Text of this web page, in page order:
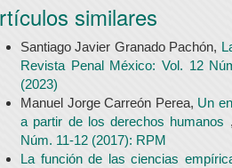
similares
Santiago Javier Granado Pachón,
Revista Penal México: Vol. 12
(2023)
Manuel Jorge Carreón Perea, Un
a partir de los derechos humanos ,
Núm. 11-12 (2017): RPM
La función de las ciencias